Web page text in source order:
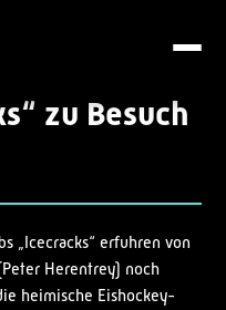
zu Besuch
„Icecracks“ erfuhren von
Herentrey) noch
heimische Eishockey-